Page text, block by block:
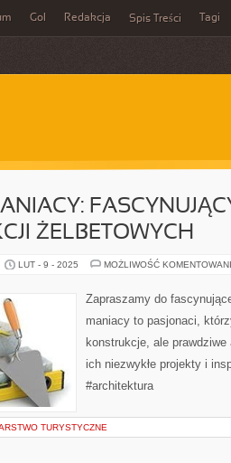
Gol Redakcja Spis Treści Tagi
ŻELBETOWYCH
LUT - 9 - 2025 MOŻLIWOŚĆ
Zapraszamy do
maniacy to pasjonaci,
konstrukcje, ale
ich niezwykłe projekty i
#architektura
TURYSTYCZNE